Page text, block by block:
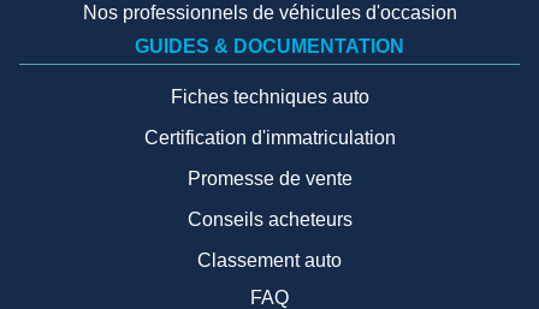
Nos professionnels de véhicules d'occasion
GUIDES & DOCUMENTATION
Fiches techniques auto
Certification d'immatriculation
Promesse de vente
Conseils acheteurs
Classement auto
FAQ